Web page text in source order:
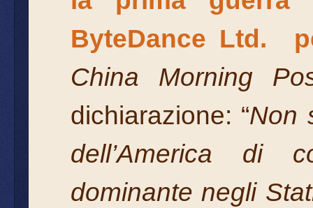
ByteDance Ltd.
China Morning
dichiarazione: “Non
dell’America di
dominante negli